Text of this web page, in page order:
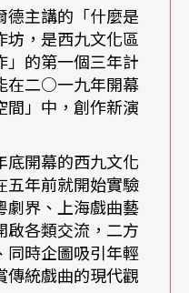
空氣，輕輕地在某個
的剖析，更像是他退
近，在一種彼此平
徹地認識他與他的作
命旅程
，進行共四小時的提
節，凡．霍夫受法蘭
德主講的「什麼是
坊，是西九文化區
」的第一個三年計
在二○一九年開幕
間」中，創作新演
開幕的西九文化
五年前就開始實驗
劇界、上海戲曲藝
啟各類交流，二方
同時企圖吸引年輕
傳統戲曲的現代觀